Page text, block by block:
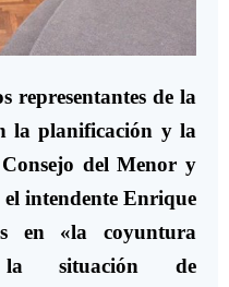
representantes de la
la planificación y la
del Menor y
intendente Enrique
en «la coyuntura
la situación de